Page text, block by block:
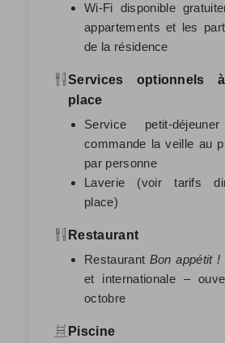
Wi-Fi disponible
appartements et les
de la résidence
Services optionnels
place
Service petit-
commande la veille au
par personne
Laverie (voir tarifs
place)
Restaurant
Restaurant Bon appétit !
et internationale –
octobre
Piscine